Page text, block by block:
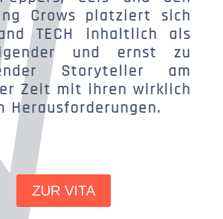
Crows platziert sich
TECH inhaltlich als
und ernst zu
Storyteller am
Zeit mit ihren wirklich
Herausforderungen.
ZUR VITA